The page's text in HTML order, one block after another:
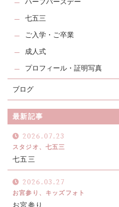
ハーフバースデー
七五三
ご入学・ご卒業
成人式
プロフィール・証明写真
ブログ
最新記事
2026.07.23
スタジオ、七五三
七五三
2026.03.27
お宮参り、キッズフォト
お宮参り